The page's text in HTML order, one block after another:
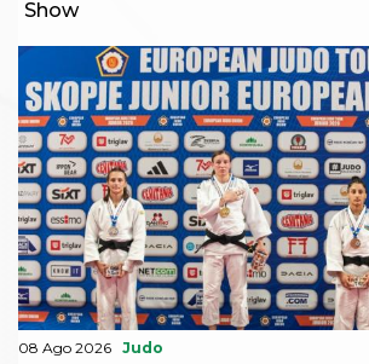
Show
08 Ago 2026 Judo